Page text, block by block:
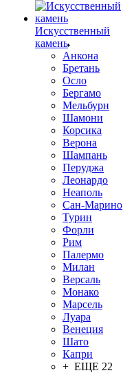
Искусственный
камень
Анкона
Бретань
Осло
Бергамо
Мельбурн
Шамони
Корсика
Верона
Шампань
Перуджа
Леонардо
Неаполь
Сан-Марино
Турин
Форли
Рим
Палермо
Милан
Версаль
Монако
Марсель
Луара
Венеция
Шато
Капри
+ ЕЩЕ 22